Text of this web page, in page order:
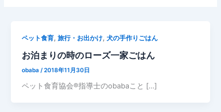
ペット食育,旅行・お出かけ,犬の手作りごはん
お泊まりの時のローズ一家ごはん
obaba /2018年11月30日
ペット食育協会®︎指導士のobabaこと […]